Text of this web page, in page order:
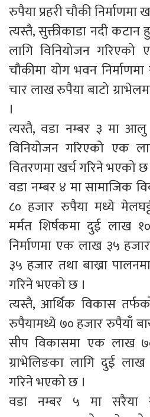
रुपैया प्रहरी चौकी निर्माणमा
त्यस्तै, सुक्तीकाडा नदी कटान
लागि विनियोजन गरिएको
चौकीमा योग भवन
चार लाख रुपैया बाटो
।
त्यस्तै, वडा नम्बर ३ मा
विनियोजन गरिएको एक
वितरणमा खर्च गरिने भएको छ
वडा नम्बर ४ मा सामाजिक
८० हजार रुपैया मध्ये
मर्मत शिर्षकमा दुई लाख
निर्माणमा एक लाख ३५
३५ हजार तथा बाख्रा
गरिने भएको छ ।
त्यस्तै, आर्थिक विकास
रुपैयामध्ये ७० हजार रुपैयाँ
सीप विकासमा एक लाख
ग्राभेलिङका लागि दुई
गरिने भएको छ ।
वडा नम्बर ५ मा सरैया